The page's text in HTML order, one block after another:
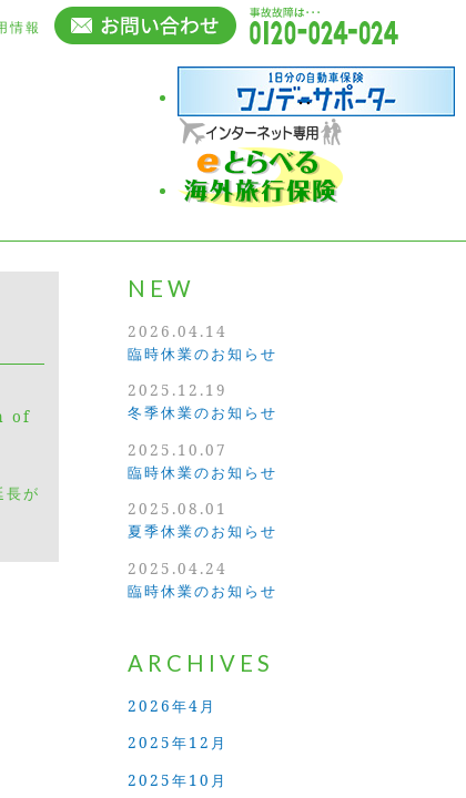
情報
of
長が
NEW
臨時休業のお知らせ
2026.04.14
冬季休業のお知らせ
2025.12.19
臨時休業のお知らせ
2025.10.07
夏季休業のお知らせ
2025.08.01
臨時休業のお知らせ
2025.04.24
ARCHIVES
2026年4月
2025年12月
2025年10月